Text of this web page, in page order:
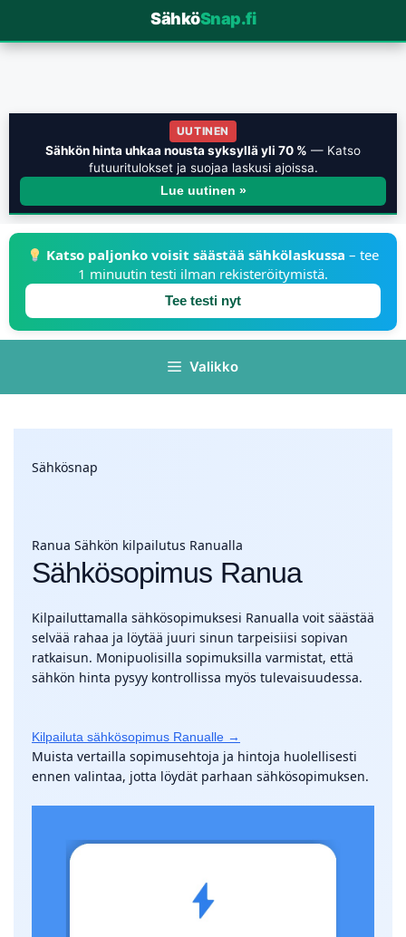
SähköSnap.fi
UUTINEN
Sähkön hinta uhkaa nousta syksyllä yli 70 % — Katso
futuuritulokset ja suojaa laskusi ajoissa.
Lue uutinen »
Katso paljonko voisit säästää sähkölaskussa – tee
1 minuutin testi ilman rekisteröitymistä.
Tee testi nyt
Valikko
Sähkösnap
Ranua Sähkön kilpailutus Ranualla
Sähkösopimus Ranua
Kilpailuttamalla sähkösopimuksesi Ranualla voit säästää
selvää rahaa ja löytää juuri sinun tarpeisiisi sopivan
ratkaisun. Monipuolisilla sopimuksilla varmistat, että
sähkön hinta pysyy kontrollissa myös tulevaisuudessa.
Kilpailuta sähkösopimus Ranualle →
Muista vertailla sopimusehtoja ja hintoja huolellisesti
ennen valintaa, jotta löydät parhaan sähkösopimuksen.